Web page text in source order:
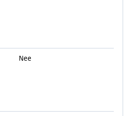
Nee